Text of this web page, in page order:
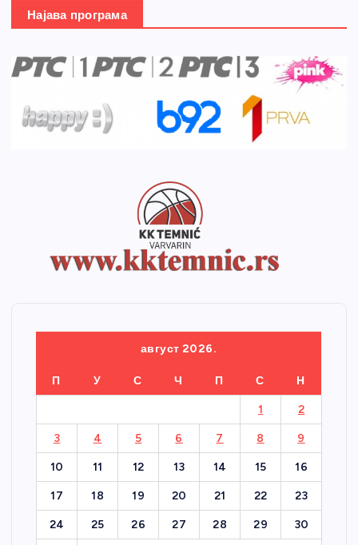
Најава програма
август 2026.
П У С Ч П С Н
1 2
3 4 5 6 7 8 9
10 11 12 13 14 15 16
17 18 19 20 21 22 23
24 25 26 27 28 29 30